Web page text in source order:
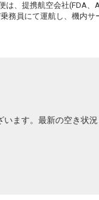
は、提携航空会社(FDA
務員にて運航し、機内サ
ます。最新の空き状